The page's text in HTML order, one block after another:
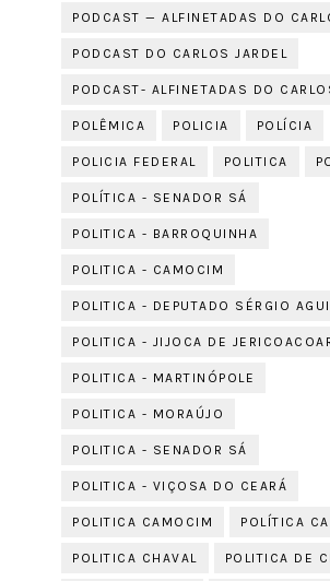
PODCAST — ALFINETADAS DO
PODCAST DO CARLOS JARDEL
PODCAST- ALFINETADAS DO
POLÊMICA POLICIA POLÍCIA
POLICIA FEDERAL POLITICA
POLÍTICA - SENADOR SÁ
POLITICA - BARROQUINHA
POLITICA - CAMOCIM
POLITICA - DEPUTADO SÉRGIO
POLITICA - JIJOCA DE
POLITICA - MARTINÓPOLE
POLITICA - MORAÚJO
POLITICA - SENADOR SÁ
POLITICA - VIÇOSA DO CEARÁ
POLITICA CAMOCIM POLÍTICA
POLITICA CHAVAL POLITICA DE